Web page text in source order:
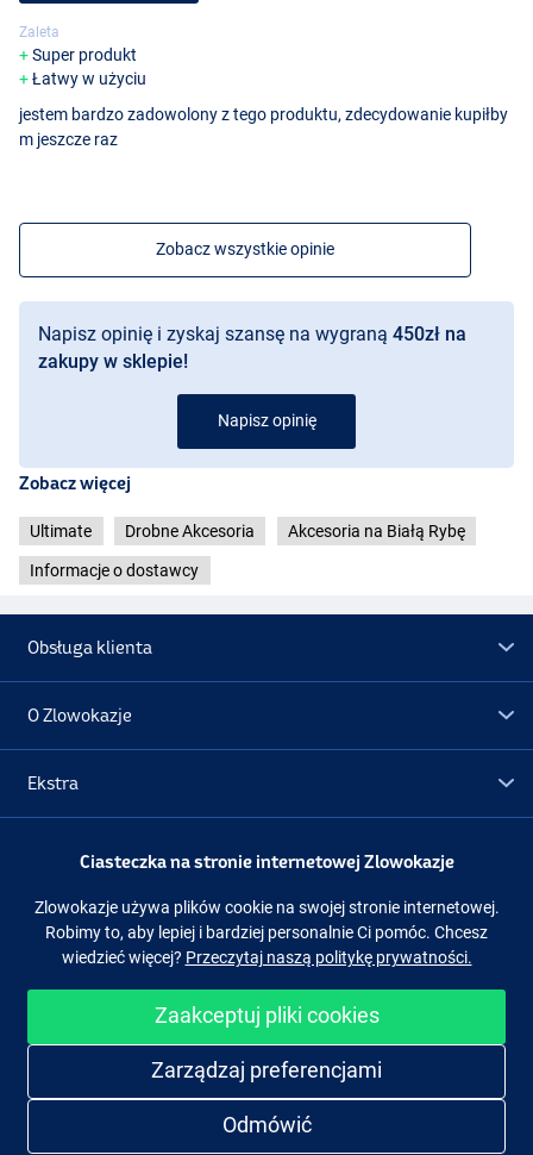
Zaleta
Super produkt
Łatwy w użyciu
jestem bardzo zadowolony z tego produktu, zdecydowanie kupiłby
m jeszcze raz
Zobacz wszystkie opinie
Napisz opinię i zyskaj szansę na wygraną 450zł na
zakupy w sklepie!
Napisz opinię
Zobacz więcej
Ultimate Drobne Akcesoria Akcesoria na Białą Rybę
Informacje o dostawcy
Obsługa klienta
O Zlowokazje
Ekstra
Promocje
Obserwuj nas Facebook Instagram
Ciasteczka na stronie internetowej Zlowokazje
Zlowokazje używa plików cookie na swojej stronie internetowej.
Robimy to, aby lepiej i bardziej personalnie Ci pomóc. Chcesz
wiedzieć więcej? Przeczytaj naszą politykę prywatności.
Zaakceptuj pliki cookies
Zarządzaj preferencjami
Odmówić